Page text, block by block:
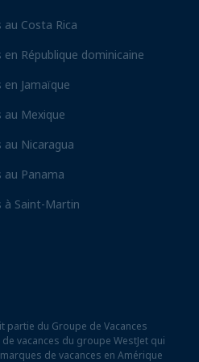
au Costa Rica
en République dominicaine
en Jamaïque
au Mexique
au Nicaragua
au Panama
à Saint-Martin
partie du Groupe de Vacances
vacances du groupe WestJet qui
de vacances en Amérique